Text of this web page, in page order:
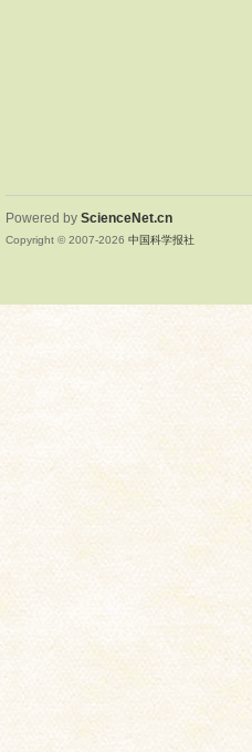
Powered by ScienceNet.cn
Copyright © 2007-2026 中国科学报社